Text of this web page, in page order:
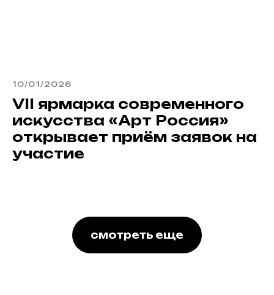
10/01/2026
VII ярмарка современного
искусства «Арт Россия»
открывает приём заявок на
участие
смотреть еще